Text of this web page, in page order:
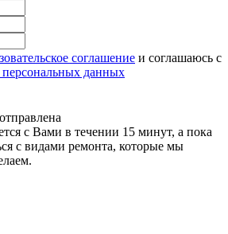
соглашение и соглашаюсь с
данных
с Вами в течении 15 минут, а пока
с видами ремонта, которые мы